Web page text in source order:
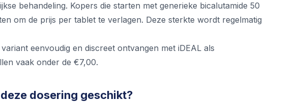
behandeling. Kopers die starten met generieke bicalutamide 50
om de prijs per tablet te verlagen. Deze sterkte wordt regelmatig
eenvoudig en discreet ontvangen met iDEAL als
vaak onder de €7,00.
dosering geschikt?